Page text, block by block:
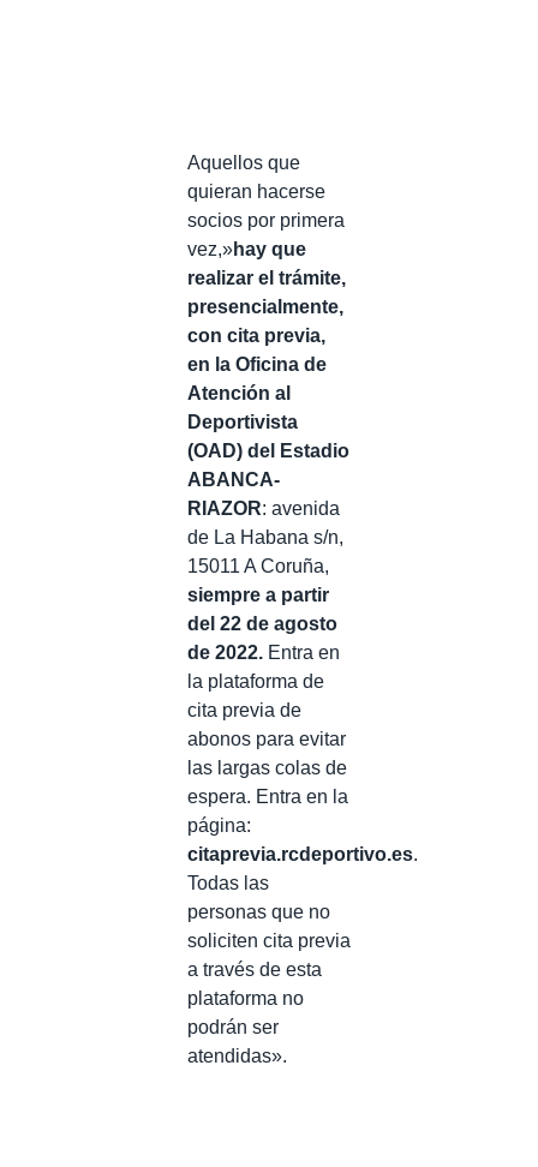
Aquellos que
quieran hacerse
socios por primera
vez,»hay que
realizar el trámite,
presencialmente,
con cita previa,
en la Oficina de
Atención al
Deportivista
(OAD) del Estadio
ABANCA-
RIAZOR: avenida
de La Habana s/n,
15011 A Coruña,
siempre a partir
del 22 de agosto
de 2022. Entra en
la plataforma de
cita previa de
abonos para evitar
las largas colas de
espera. Entra en la
página:
citaprevia.rcdeportivo.es.
Todas las
personas que no
soliciten cita previa
a través de esta
plataforma no
podrán ser
atendidas».